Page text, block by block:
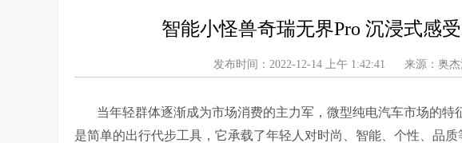
智能小怪兽奇瑞无界Pro 沉浸式感
发布时间：2022-12-14 上午 1:42:41 来源：
当年轻群体逐渐成为市场消费的主力军，微型纯电汽车市场的
是简单的出行代步工具，它承载了年轻人对时尚、智能、个性、品